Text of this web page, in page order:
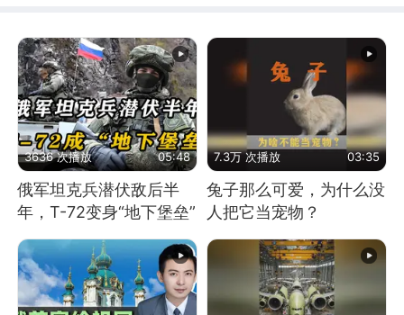
3636 次播放 05:48
俄军坦克兵潜伏敌后半
年，T-72变身“地下堡垒”
7.3万 次播放 03:35
兔子那么可爱，为什么没
人把它当宠物？